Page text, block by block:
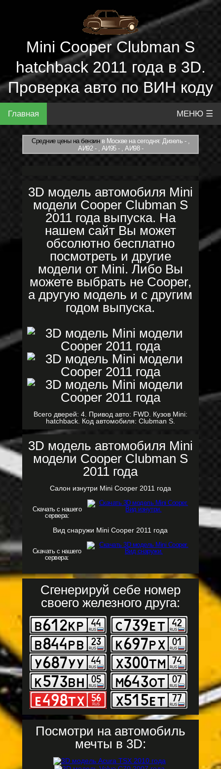
Mini Cooper Clubman S
hatchback 2011 года в 3D.
Проверка авто по ВИН коду
Главная МЕНЮ ☰
Средние цены на бензинв Москве на сегодня: Дизель - ,
АИ92 - , АИ95 - , АИ98 -
3D модель автомобиля Mini
модели Cooper Clubman S
2011 года выпуска. На
нашем сайт Вы может
обсолютно бесплатно
посмотреть и другие
модели от Mini. Либо Вы
можете выбрать не Cooper,
а другую модель и с другим
годом выпуска.
Всего дверей: 4. Привод авто: FWD. Кузов Mini:
hatchback. Код автомобиля: Clubman S.
3D модель автомобиля Mini
модели Cooper Clubman S
2011 года
Салон изнутри Mini Cooper 2011 года
Скачать с нашего
сервера:
Вид снаружи Mini Cooper 2011 года
Скачать с нашего
сервера:
Сгенерируй себе номер
своего железного друга:
Посмотри на автомобиль
мечты в 3D: